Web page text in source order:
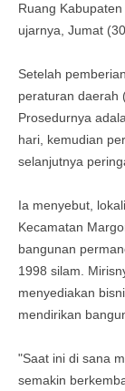
Ruang
ujarnya, Jumat
Setelah
peraturan daerah
Prosedurnya
hari, kemudian
selanjutnya
Ia menyebut,
Kecamatan
bangunan
1998 silam.
menyediakan
mendirikan
"Saat ini di sana
semakin